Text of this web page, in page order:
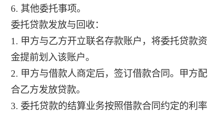
6. 其他委托事项。
委托贷款发放与回收：
1. 甲方与乙方开立联名存款账户，将委托贷款资
金提前划入该账户。
2. 甲方与借款人商定后，签订借款合同。甲方配
合乙方发放贷款。
3. 委托贷款的结算业务按照借款合同约定的利率